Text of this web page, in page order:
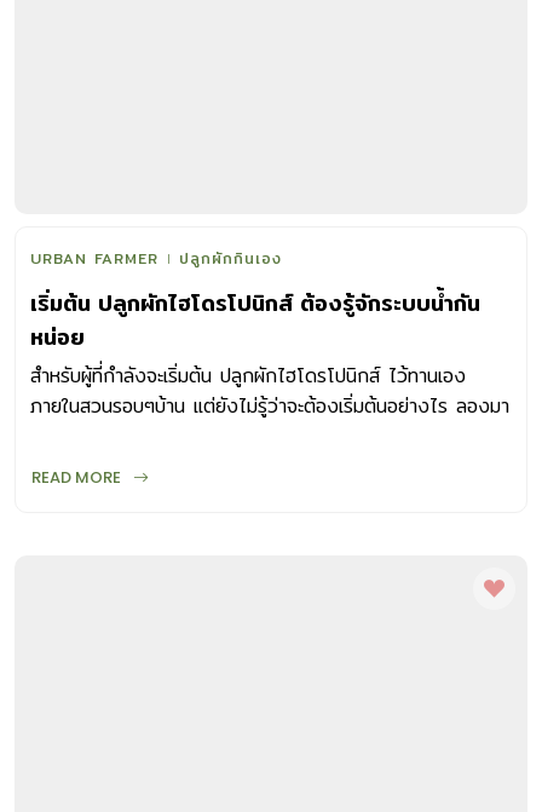
URBAN FARMER ปลูกผักกินเอง
เริ่มต้น ปลูกผักไฮโดรโปนิกส์ ต้องรู้จักระบบน้ำกัน
หน่อย
สำหรับผู้ที่กำลังจะเริ่มต้น ปลูกผักไฮโดรโปนิกส์ ไว้ทานเอง
ภายในสวนรอบๆบ้าน แต่ยังไม่รู้ว่าจะต้องเริ่มต้นอย่างไร ลองมา
READ MORE